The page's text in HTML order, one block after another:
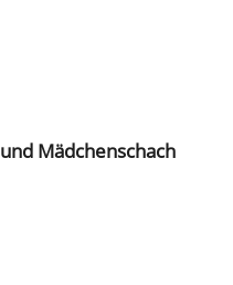
Mädchenschach